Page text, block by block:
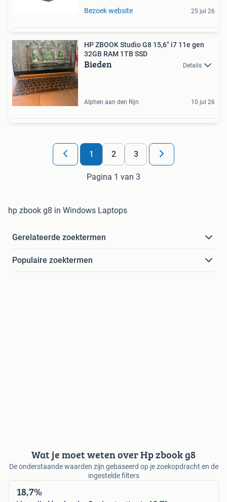
Bezoek website 25 jul 26
HP ZBOOK Studio G8 15,6" i7 11e gen
32GB RAM 1TB SSD
Bieden Details
Alphen aan den Rijn 10 jul 26
1 2 3
Pagina 1 van 3
hp zbook g8 in Windows Laptops
Gerelateerde zoektermen
Populaire zoektermen
Wat je moet weten over Hp zbook g8
De onderstaande waarden zijn gebaseerd op je zoekopdracht en de
ingestelde filters
18,7%